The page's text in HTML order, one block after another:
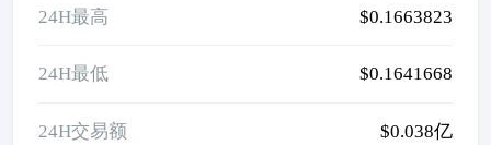
24H最高 $0.1663823
24H最低 $0.1641668
24H交易额 $0.038亿